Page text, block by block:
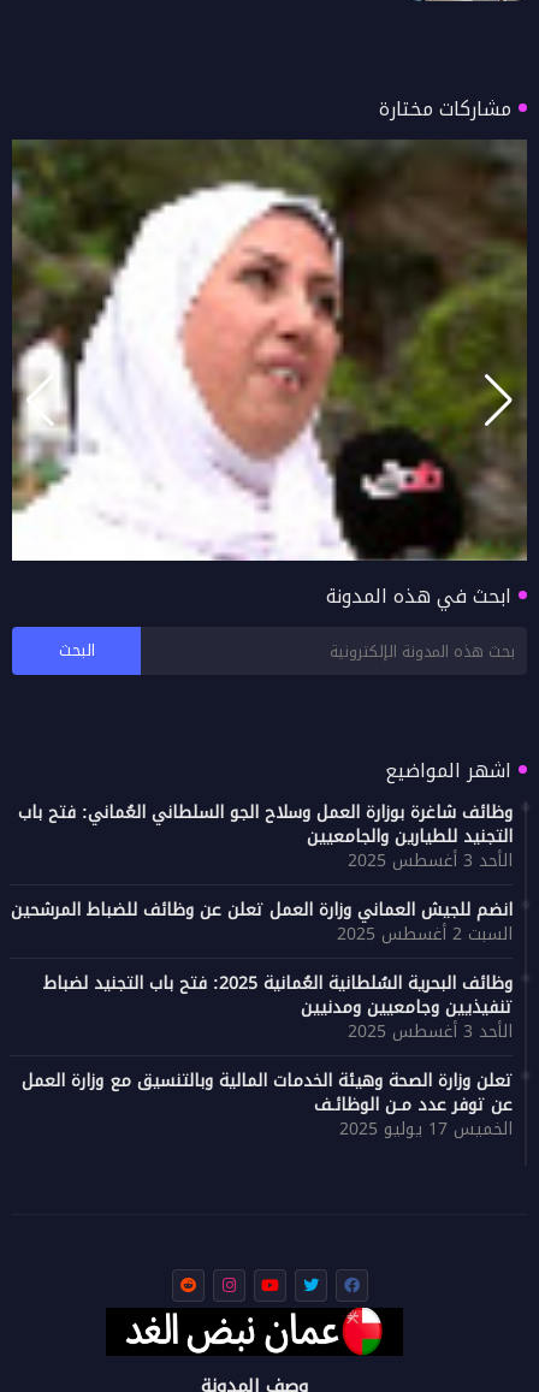
مشاركات مختارة
ابحث في هذه المدونة
اشهر المواضيع
وظائف شاغرة بوزارة العمل وسلاح الجو السلطاني العُماني: فتح باب
التجنيد للطيارين والجامعيين
الأحد 3 أغسطس 2025
انضم للجيش العماني وزارة العمل تعلن عن وظائف للضباط المرشحين
السبت 2 أغسطس 2025
وظائف البحرية السُلطانية العُمانية 2025: فتح باب التجنيد لضباط
تنفيذيين وجامعيين ومدنيين
الأحد 3 أغسطس 2025
تعلن وزارة الصحة وهيئة الخدمات المالية وبالتنسيق مع وزارة العمل
عن توفر عدد مـن الوظائـف
الخميس 17 يوليو 2025